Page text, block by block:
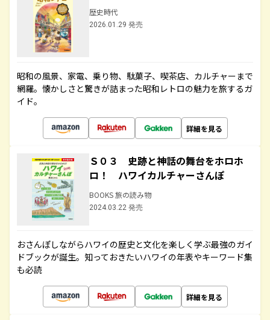
歴史時代
2026.01.29 発売
昭和の風景、家電、乗り物、駄菓子、喫茶店、カルチャーまで
網羅。懐かしさと驚きが詰まった昭和レトロの魅力を旅するガ
イド。
詳細を見る
Ｓ０３ 史跡と神話の舞台をホロホ
ロ！ ハワイカルチャーさんぽ
BOOKS 旅の読み物
2024.03.22 発売
おさんぽしながらハワイの歴史と文化を楽しく学ぶ最強のガイ
ドブックが誕生。知っておきたいハワイの年表やキーワード集
も必読
詳細を見る